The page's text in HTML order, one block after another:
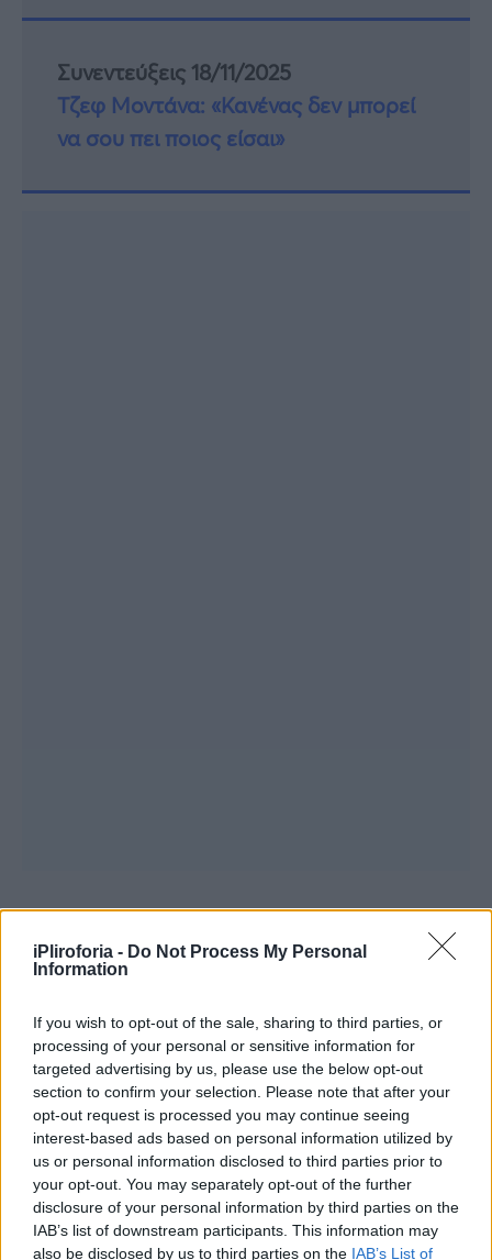
iPliroforia - Do Not Process My Personal
Information
If you wish to opt-out of the sale, sharing to third parties, or
processing of your personal or sensitive information for
targeted advertising by us, please use the below opt-out
section to confirm your selection. Please note that after your
opt-out request is processed you may continue seeing
interest-based ads based on personal information utilized by
us or personal information disclosed to third parties prior to
your opt-out. You may separately opt-out of the further
disclosure of your personal information by third parties on the
IAB’s list of downstream participants. This information may
also be disclosed by us to third parties on the IAB’s List of
Συνεντεύξεις 18/11/2025
Τζεφ Μοντάνα: «Κανένας δεν μπορεί
να σου πει ποιος είσαι»
Φοίβος Παπαδάκης: «Αν ένα
πράγμα με αγχώνει στην
Ελλάδα”»
Τέλος, αναφέρθηκε στην εκπομπή του
πατέρα του, την οποία δήλωσε ότι νιώθει σαν
«μέλος της οικογένειάς του» και το
ενδεχόμενο να την αναλάβει κάποια στιγμή,
όταν αποσυρθεί ο Γιώργος Παπαδάκης.